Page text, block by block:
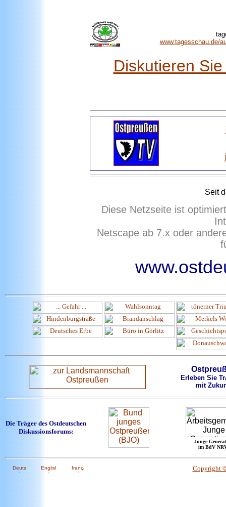
www.tagesschau.de/
Diskutieren
Seit
Diese Netzseite ist
Netscape ab 7.x oder
Erleben Sie
mit
Die Träger des Ostdeutschen
Diskussionsforums:
Junge
im BdV
Copyright